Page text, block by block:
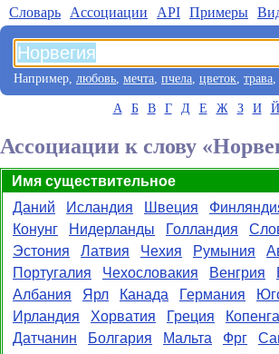
Словарь Aссоциации API Примеры
Например, любовь, мечта, пчела, цветок, трава,
А Б В Г Д Е Ж З И Й
Ассоциации к слову
Имя существительное
Даний
Исландия Швеция
Конунг
Нидерланды Голландия
Эстония
Латвия Чехия Румыния
Португалия
Чехословакия Венгрия
Албания
Ярл Канада Германия
Ирландия
Хорватия Греция
Датчанин
Болгария Мальта Фрг